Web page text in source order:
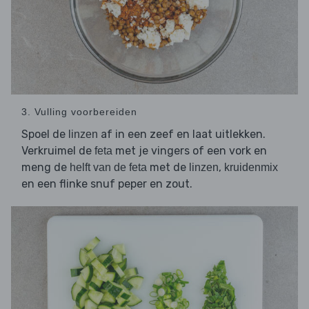
3. Vulling voorbereiden
Spoel de linzen af in een zeef en laat uitlekken.
Verkruimel de feta met je vingers of een vork en
meng de helft van de feta met de linzen, kruidenmix
en een flinke snuf peper en zout.